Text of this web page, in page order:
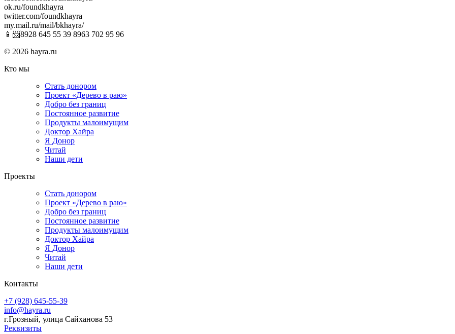
ok.ru/foundkhayra
twitter.com/foundkhayra
my.mail.ru/mail/bkhayra/
📱📨8928 645 55 39 8963 702 95 96
© 2026 hayra.ru
Кто мы
Стать донором
Проект «Дерево в раю»
Добро без границ
Постоянное развитие
Продукты малоимущим
Доктор Хайра
Я Донор
Читай
Наши дети
Проекты
Стать донором
Проект «Дерево в раю»
Добро без границ
Постоянное развитие
Продукты малоимущим
Доктор Хайра
Я Донор
Читай
Наши дети
Контакты
+7 (928) 645-55-39
info@hayra.ru
г.Грозный, улица Сайханова 53
Реквизиты